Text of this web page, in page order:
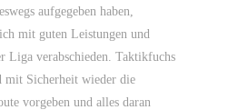
aufgegeben haben,
mit guten Leistungen und
Liga verabschieden. Taktikfuchs
Sicherheit wieder die
vorgeben und alles daran